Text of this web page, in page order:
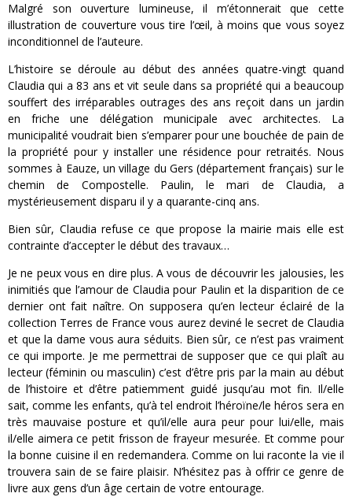
Malgré son ouverture lumineuse, il m’étonnerait que cette
illustration de couverture vous tire l’œil, à moins que vous soyez
inconditionnel de l’auteure.
L’histoire se déroule au début des années quatre-vingt quand
Claudia qui a 83 ans et vit seule dans sa propriété qui a beaucoup
souffert des irréparables outrages des ans reçoit dans un jardin
en friche une délégation municipale avec architectes. La
municipalité voudrait bien s’emparer pour une bouchée de pain de
la propriété pour y installer une résidence pour retraités. Nous
sommes à Eauze, un village du Gers (département français) sur le
chemin de Compostelle. Paulin, le mari de Claudia, a
mystérieusement disparu il y a quarante-cinq ans.
Bien sûr, Claudia refuse ce que propose la mairie mais elle est
contrainte d’accepter le début des travaux…
Je ne peux vous en dire plus. A vous de découvrir les jalousies, les
inimitiés que l’amour de Claudia pour Paulin et la disparition de ce
dernier ont fait naître. On supposera qu’en lecteur éclairé de la
collection Terres de France vous aurez deviné le secret de Claudia
et que la dame vous aura séduits. Bien sûr, ce n’est pas vraiment
ce qui importe. Je me permettrai de supposer que ce qui plaît au
lecteur (féminin ou masculin) c’est d’être pris par la main au début
de l’histoire et d’être patiemment guidé jusqu’au mot fin. Il/elle
sait, comme les enfants, qu’à tel endroit l’héroïne/le héros sera en
très mauvaise posture et qu’il/elle aura peur pour lui/elle, mais
il/elle aimera ce petit frisson de frayeur mesurée. Et comme pour
la bonne cuisine il en redemandera. Comme on lui raconte la vie il
trouvera sain de se faire plaisir. N’hésitez pas à offrir ce genre de
livre aux gens d’un âge certain de votre entourage.